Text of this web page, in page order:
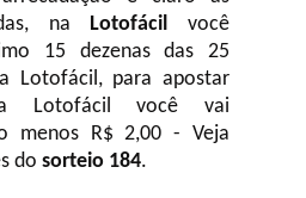
na Lotofácil você
15 dezenas das 25
Lotofácil, para apostar
Lotofácil você vai
menos R$ 2,00 - Veja
do sorteio 184.